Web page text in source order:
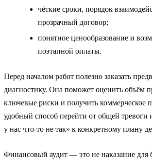
чёткие сроки, порядок
прозрачный договор;
понятное ценообразование и
поэтапной оплаты.
Перед началом работ полезно заказать
диагностику. Она поможет оценить объём
ключевые риски и получить коммерческое
удобный способ перейти от общей тревоги
у нас что-то не так» к конкретному плану
Финансовый аудит — это не наказание для